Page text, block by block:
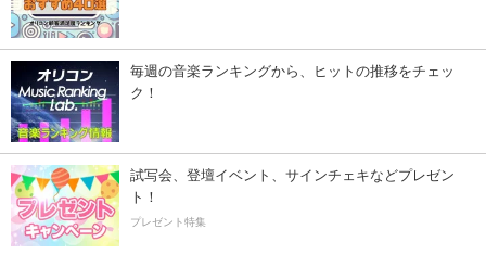
毎週の音楽ランキングから、ヒットの推移をチェッ
ク！
試写会、登壇イベント、サインチェキなどプレゼン
ト！
プレゼント特集